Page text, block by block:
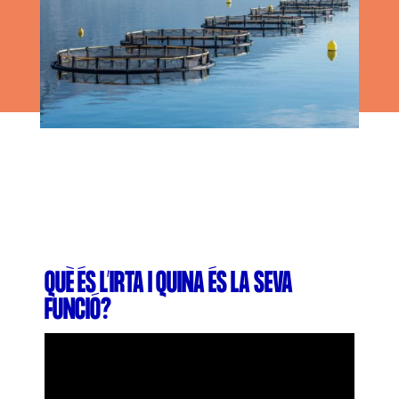
QUÈ ÉS L’IRTA I QUINA ÉS LA SEVA
FUNCIÓ?
Missió i valors
Els comptes clars
Butlletins
Diari de la Fundació